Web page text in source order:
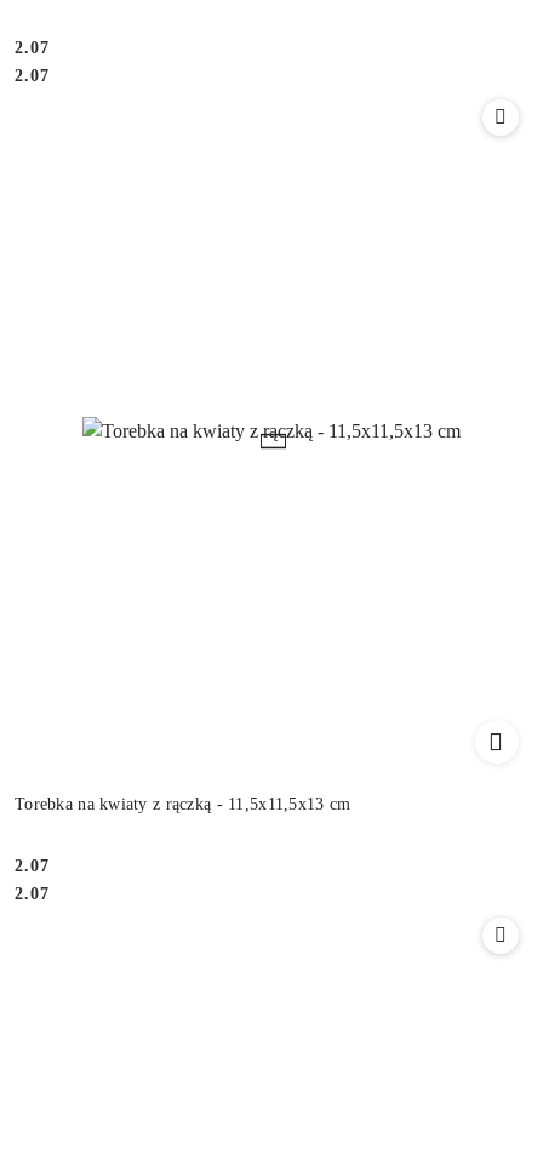
Cena:
2.07
Cena:
2.07
Torebka na kwiaty z rączką - 11,5x11,5x13 cm
Cena:
2.07
Cena:
2.07